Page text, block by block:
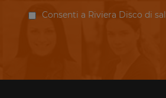
Consenti a Riviera Disco di